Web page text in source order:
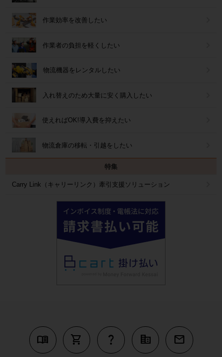
作業効率を改善したい
作業者の負担を軽くしたい
物流機器をレンタルしたい
入れ替えのため大量に安く購入したい
使えればOK!導入費を抑えたい
物流倉庫の移転・引越をしたい
特集
Carry Link（キャリーリンク）牽引支援ソリューション
menu_book shopping_cart question_mark corporate_fare mail